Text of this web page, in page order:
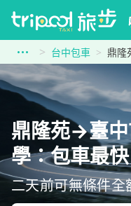
台中包車 鼎隆
鼎隆苑→臺
學：包車最快
二天前可無條件全